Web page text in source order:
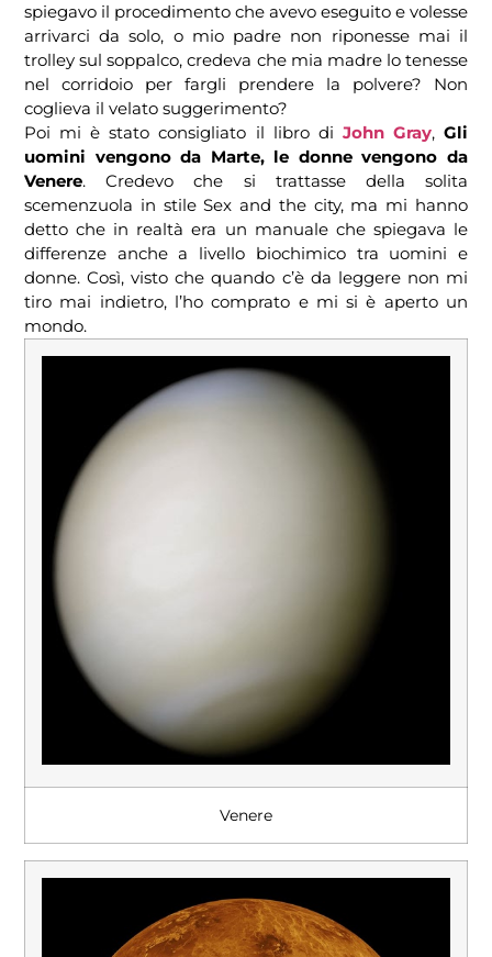
spiegavo il procedimento che avevo eseguito e volesse
arrivarci da solo, o mio padre non riponesse mai il
trolley sul soppalco, credeva che mia madre lo tenesse
nel corridoio per fargli prendere la polvere? Non
coglieva il velato suggerimento?
Poi mi è stato consigliato il libro di John Gray,Gli
uomini vengono da Marte, le donne vengono da
Venere. Credevo che si trattasse della solita
scemenzuola in stile Sex and the city, ma mi hanno
detto che in realtà era un manuale che spiegava le
differenze anche a livello biochimico tra uomini e
donne. Così, visto che quando c’è da leggere non mi
tiro mai indietro, l’ho comprato e mi si è aperto un
mondo.
Venere